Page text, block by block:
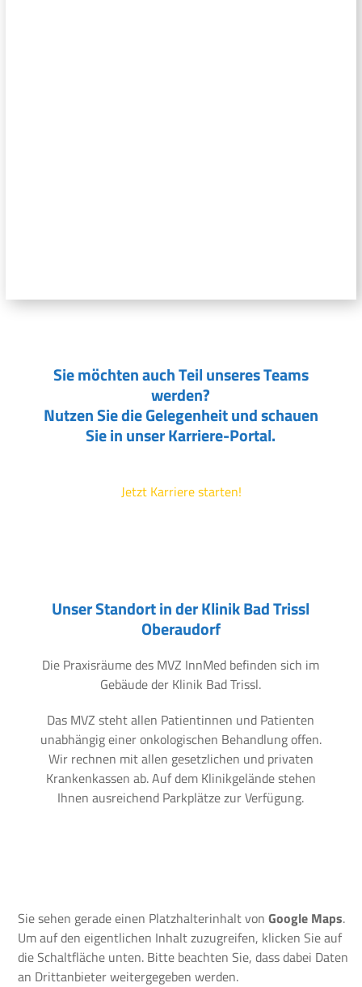
Sie möchten auch Teil unseres Teams
werden?
Nutzen Sie die Gelegenheit und schauen
Sie in unser Karriere-Portal.
Jetzt Karriere starten!
Unser Standort in der Klinik Bad Trissl
Oberaudorf
Die Praxisräume des MVZ InnMed befinden sich im
Gebäude der Klinik Bad Trissl.
Das MVZ steht allen Patientinnen und Patienten
unabhängig einer onkologischen Behandlung offen.
Wir rechnen mit allen gesetzlichen und privaten
Krankenkassen ab. Auf dem Klinikgelände stehen
Ihnen ausreichend Parkplätze zur Verfügung.
Sie sehen gerade einen Platzhalterinhalt vonGoogle Maps.
Um auf den eigentlichen Inhalt zuzugreifen, klicken Sie auf
die Schaltfläche unten. Bitte beachten Sie, dass dabei Daten
an Drittanbieter weitergegeben werden.